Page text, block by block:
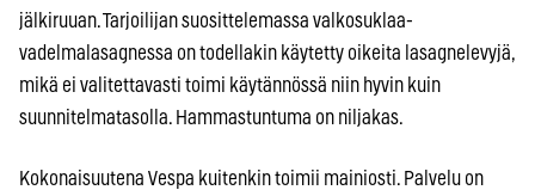
jälkiruuan. Tarjoilijan suosittelemassa valkosuklaa-
vadelmalasagnessa on todellakin käytetty oikeita lasagnelevyjä,
mikä ei valitettavasti toimi käytännössä niin hyvin kuin
suunnitelmatasolla. Hammastuntuma on niljakas.
Kokonaisuutena Vespa kuitenkin toimii mainiosti. Palvelu on